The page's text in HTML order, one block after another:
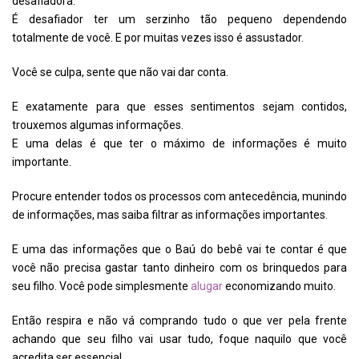
É desafiador ter um serzinho tão pequeno dependendo
totalmente de você. E por muitas vezes isso é assustador.
Você se culpa, sente que não vai dar conta.
E exatamente para que esses sentimentos sejam contidos,
trouxemos algumas informações.
E uma delas é que ter o máximo de informações é muito
importante.
Procure entender todos os processos com antecedência, munindo
de informações, mas saiba filtrar as informações importantes.
E uma das informações que o Baú do bebê vai te contar é que
você não precisa gastar tanto dinheiro com os brinquedos para
seu filho. Você pode simplesmente alugareconomizando muito.
Então respira e não vá comprando tudo o que ver pela frente
achando que seu filho vai usar tudo, foque naquilo que você